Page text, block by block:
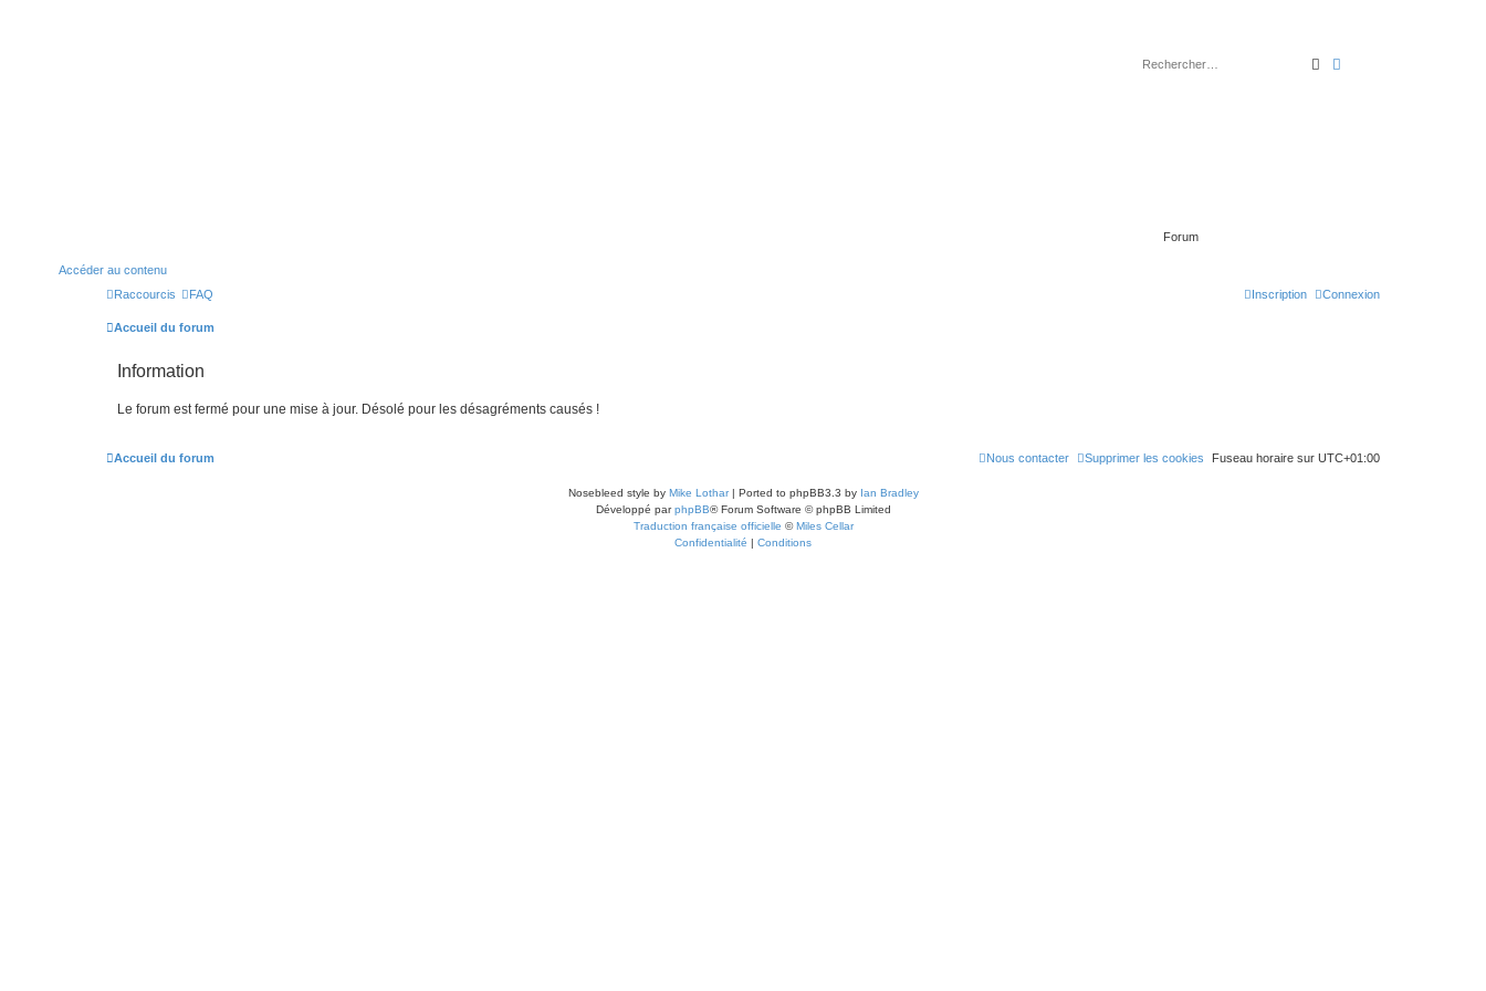
Forum
Accéder au contenu
rechercher
Raccourcis FAQ Connexion
Inscription
Accueil du forum
Information
Le forum est fermé pour une mise à jour. Désolé pour les désagréments causés !
Accueil du forum Fuseau horaire sur UTC+01:00
Supprimer les cookies
Nous contacter
Nosebleed style by Mike Lothar| Ported to phpBB3.3 by Ian Bradley
Développé parphpBB® Forum Software © phpBB Limited
Traduction française officielle ©Miles Cellar
Confidentialité | Conditions